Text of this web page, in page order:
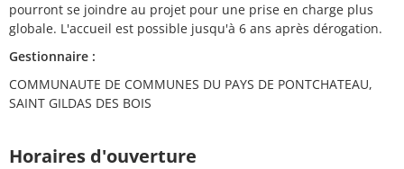
pourront se joindre au projet pour une prise en charge plus
globale. L'accueil est possible jusqu'à 6 ans après dérogation.
Gestionnaire :
COMMUNAUTE DE COMMUNES DU PAYS DE PONTCHATEAU,
SAINT GILDAS DES BOIS
Horaires d'ouverture